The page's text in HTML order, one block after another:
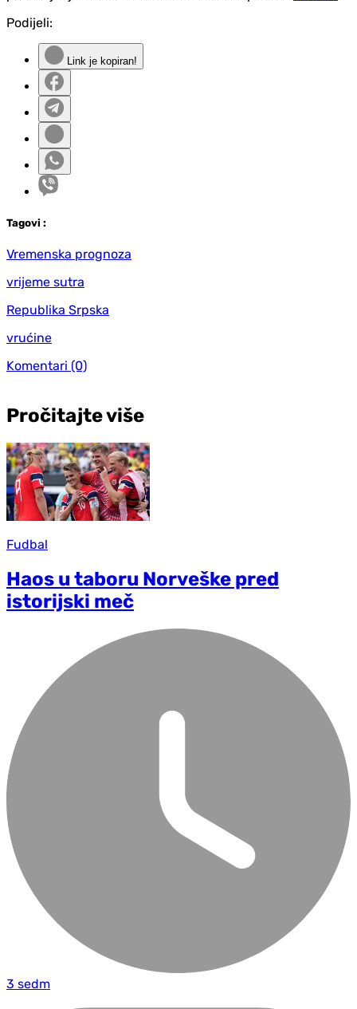
Podijeli:
Link je kopiran!
Tagovi :
Vremenska prognoza
vrijeme sutra
Republika Srpska
vrućine
Komentari (0)
Pročitajte više
Fudbal
Haos u taboru Norveške pred
istorijski meč
3 sedm